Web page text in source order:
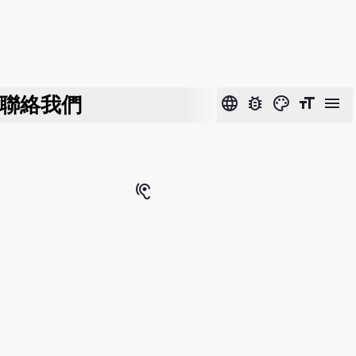
絡我們 language bug_report color_lens format_size menu
hearing